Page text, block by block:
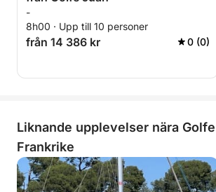
-
8h00 · Upp till 10 personer
från 14 386 kr 0 (0)
Liknande upplevelser nära
Frankrike